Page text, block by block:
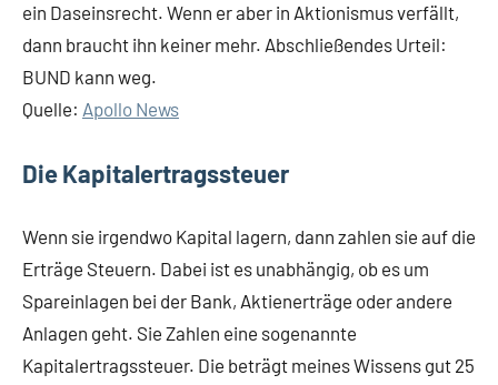
ein Daseinsrecht. Wenn er aber in Aktionismus verfällt,
dann braucht ihn keiner mehr. Abschließendes Urteil:
BUND kann weg.
Quelle: Apollo News
Die Kapitalertragssteuer
Wenn sie irgendwo Kapital lagern, dann zahlen sie auf die
Erträge Steuern. Dabei ist es unabhängig, ob es um
Spareinlagen bei der Bank, Aktienerträge oder andere
Anlagen geht. Sie Zahlen eine sogenannte
Kapitalertragssteuer. Die beträgt meines Wissens gut 25